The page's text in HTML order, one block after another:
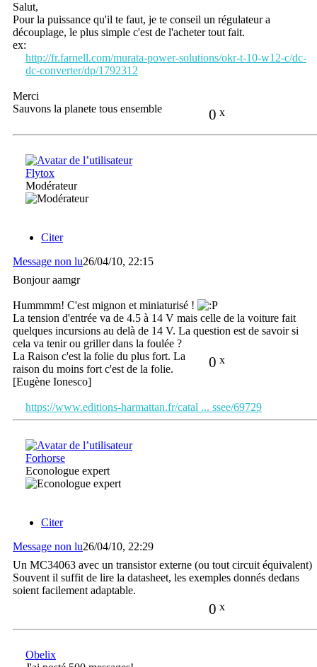
Salut,
Pour la puissance qu'il te faut, je te conseil un régulateur a
découplage, le plus simple c'est de l'acheter tout fait.
ex:
http://fr.farnell.com/murata-power-solutions/okr-t-10-w12-c/dc-
dc-converter/dp/1792312
Merci
0 x
Sauvons la planete tous ensemble
Flytox
Modérateur
Citer
Message non lu26/04/10, 22:15
Bonjour aamgr
Hummmm! C'est mignon et miniaturisé !
La tension d'entrée va de 4.5 à 14 V mais celle de la voiture fait
quelques incursions au delà de 14 V. La question est de savoir si
cela va tenir ou griller dans la foulée ?
0 x
La Raison c'est la folie du plus fort. La
raison du moins fort c'est de la folie.
[Eugène Ionesco]
https://www.editions-harmattan.fr/catal ... ssee/69729
Forhorse
Econologue expert
Citer
Message non lu26/04/10, 22:29
Un MC34063 avec un transistor externe (ou tout circuit équivalent)
Souvent il suffit de lire la datasheet, les exemples donnés dedans
soient facilement adaptable.
0 x
Obelix